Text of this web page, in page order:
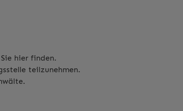
hierfinden.
teilzunehmen.
.